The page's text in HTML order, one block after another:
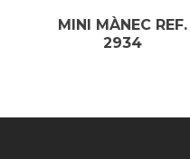
MINI MÀNEC REF.
2934